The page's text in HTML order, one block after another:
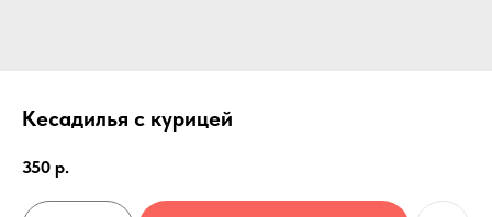
Кесадилья с курицей
350 р.